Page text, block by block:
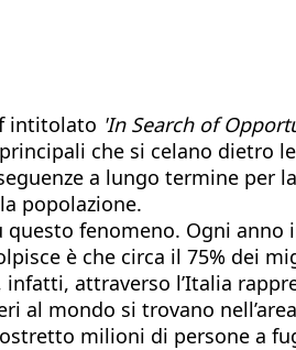
intitolato 'In Search of
che si celano dietro
a lungo termine per
popolazione.
fenomeno. Ogni anno
è che circa il 75% dei
attraverso l’Italia
al mondo si trovano
milioni di persone a